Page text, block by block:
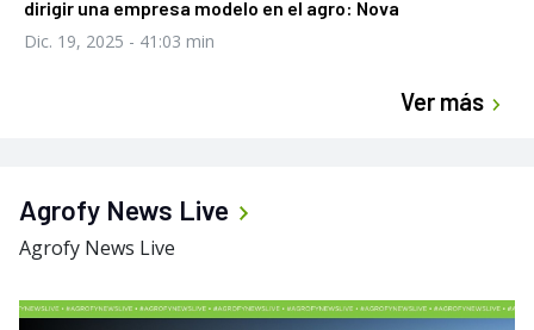
dirigir una empresa modelo en el agro: Nova
Dic. 19, 2025 - 41:03 min
Ver más
Agrofy News Live
Agrofy News Live